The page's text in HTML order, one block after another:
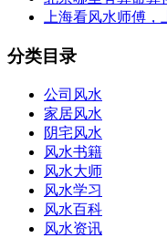
上海看风水师傅
分类目录
公司风水
家居风水
阴宅风水
风水书籍
风水大师
风水学习
风水百科
风水资讯